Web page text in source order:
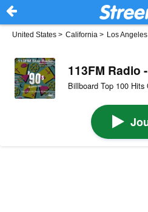
United States > California > Los Angeles
113FM Radio
Billboard Top 100 Hits